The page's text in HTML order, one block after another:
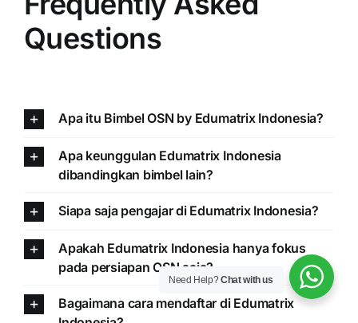
Questions
Apa itu Bimbel OSN by Edumatrix Indonesia?
Apa keunggulan Edumatrix Indonesia
dibandingkan bimbel lain?
Siapa saja pengajar di Edumatrix Indonesia?
Apakah Edumatrix Indonesia hanya fokus
pada persiapan OSN saja?
Bagaimana cara mendaftar di Edumatrix
Need Help?Chat with us